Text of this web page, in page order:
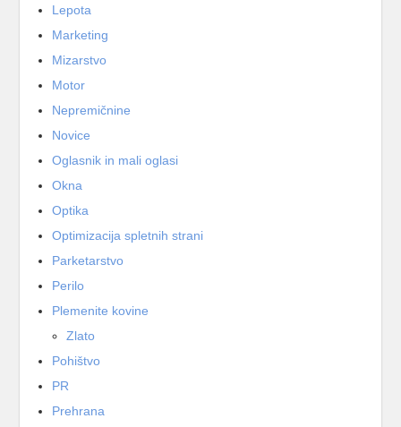
Lepota
Marketing
Mizarstvo
Motor
Nepremičnine
Novice
Oglasnik in mali oglasi
Okna
Optika
Optimizacija spletnih strani
Parketarstvo
Perilo
Plemenite kovine
Zlato
Pohištvo
PR
Prehrana